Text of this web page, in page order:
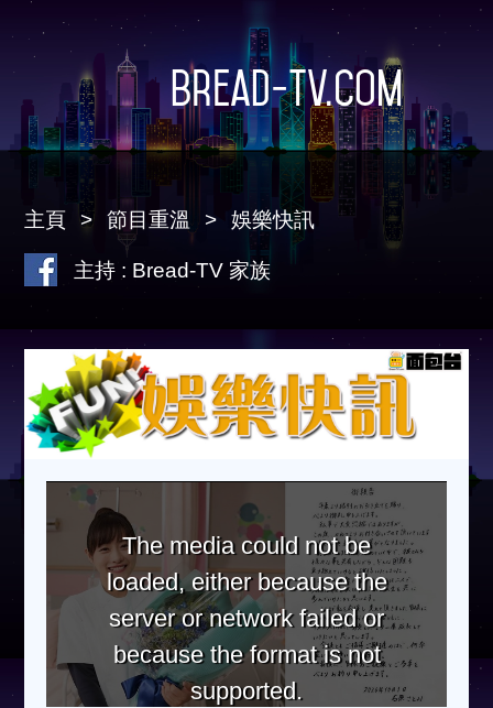
Bread-TV.com
主頁 節目重溫 娛樂快訊
主持 : Bread-TV 家族
The media could not be
loaded, either because the
server or network failed or
because the format is not
supported.